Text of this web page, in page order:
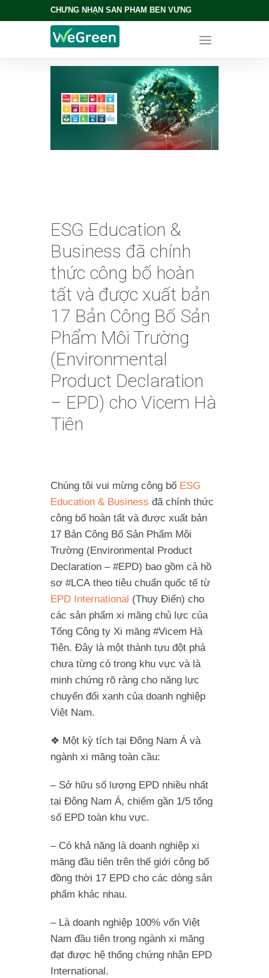
CHỨNG NHẬN SẢN PHẨM BỀN VỮNG
ESG Education &
Business đã chính
thức công bố hoàn
tất và được xuất bản
17 Bản Công Bố Sản
Phẩm Môi Trường
(Environmental
Product Declaration
– EPD) cho Vicem Hà
Tiên
Chúng tôi vui mừng công bố ESG
Education & Business đã chính thức
công bố hoàn tất và được xuất bản
17 Bản Công Bố Sản Phẩm Môi
Trường (Environmental Product
Declaration – #EPD) bao gồm cả hồ
sơ #LCA theo tiêu chuẩn quốc tế từ
EPD International (Thụy Điển) cho
các sản phẩm xi măng chủ lực của
Tổng Công ty Xi măng #Vicem Hà
Tiên. Đây là một thành tựu đột phá
chưa từng có trong khu vực và là
minh chứng rõ ràng cho năng lực
chuyển đổi xanh của doanh nghiệp
Việt Nam.
❖ Một kỳ tích tại Đông Nam Á và
ngành xi măng toàn cầu:
– Sở hữu số lượng EPD nhiều nhất
tại Đông Nam Á, chiếm gần 1/5 tổng
số EPD toàn khu vực.
– Có khả năng là doanh nghiệp xi
măng đầu tiên trên thế giới công bố
đồng thời 17 EPD cho các dòng sản
phẩm khác nhau.
– Là doanh nghiệp 100% vốn Việt
Nam đầu tiên trong ngành xi măng
đạt được hệ thống chứng nhận EPD
International.